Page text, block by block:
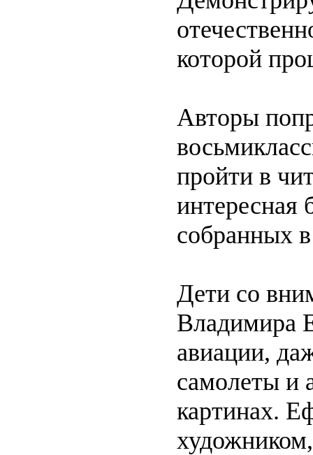
которой
Авторы
пройти в
интересная
собранных
Дети со
Владимира
авиации,
самолеты и
картинах.